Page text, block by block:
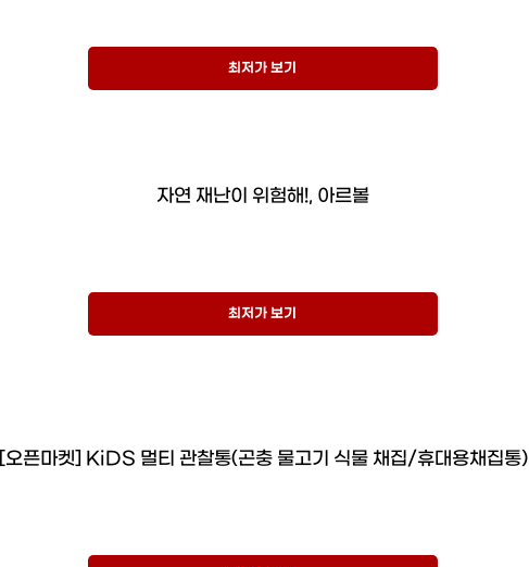
최저가 보기
자연 재난이 위험해!, 아르볼
최저가 보기
[오픈마켓] KiDS 멀티 관찰통(곤충 물고기 식물 채집/휴대용채집통)